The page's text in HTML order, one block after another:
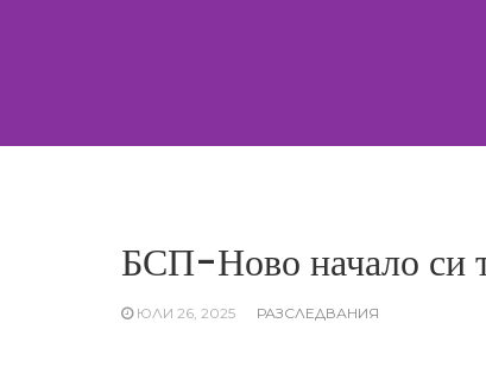
БСП-Ново начало си
ЮЛИ 26, 2025 РАЗСЛЕДВАНИЯ